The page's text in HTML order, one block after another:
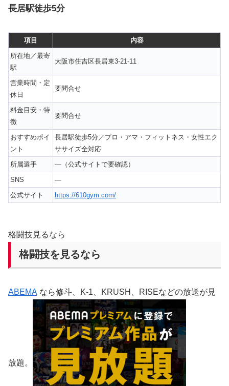
長居駅徒歩5分
項目
内容
所在地／最寄
駅
大阪市住吉区長居東3-21-11
営業時間・定
休日
要問合せ
料金目安・特
徴
要問合せ
おすすめポイ
ント
長居駅徒歩5分／プロ・アマ・フィットネス・女性エク
ササイズ全対応
所属選手
—（公式サイトで要確認）
SNS
—
公式サイト
https://610gym.com/
格闘技見るなら
格闘技を見るなら
ABEMA なら修斗、K-1、KRUSH、RISEなどの放送が見
放題。